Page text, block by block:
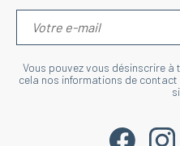
Vous pouvez vous désinscrire
cela nos informations de